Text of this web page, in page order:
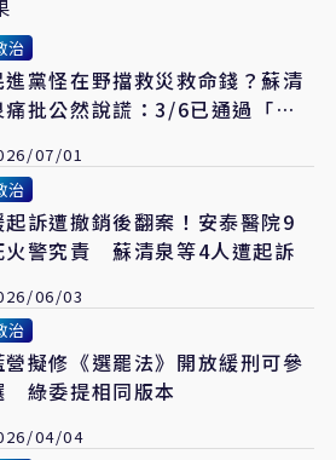
治
進黨怪在野擋救災救命錢？蘇清
痛批公然說謊：3/6已通過「當
07/01
治
起訴遭撤銷後翻案！安泰醫院9
火警究責 蘇清泉等4人遭起訴
06/03
治
營擬修《選罷法》開放緩刑可參
綠委提相同版本
04/04